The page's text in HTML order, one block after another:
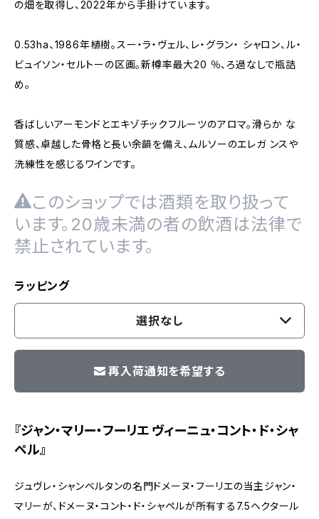
の畑を取得し、2022年から手掛けています。
0.53ha、1986年植樹。スー・ラ・ヴェル、レ・グラン・ シャロン、ル・
ビュイソン・セルトーの区画。新樽率最大20 ％、ろ過なしで瓶詰
め。
香ばしいアーモンドとエキゾチックフルーツのアロマ。滑らか な
質感、卓越した骨格と長い余韻を備え、ムルソーのエレガ ンスや
洗練性を感じるワインです。
このショップでは酒類を取り扱って
います。20歳未満の者の飲酒は法律で
禁止されています。
ラッピング
選択なし
再入荷通知を希望する
『ジャン・マリー・フーリエ ヴィーニュ・コント・ド・シャ
ペル』
ジュヴレ・シャンベルタンの名門ドメーヌ・フーリエの当主ジャン・
マリーが、ドメーヌ・コント・ド・シャペルが所有する7.5ヘクタール